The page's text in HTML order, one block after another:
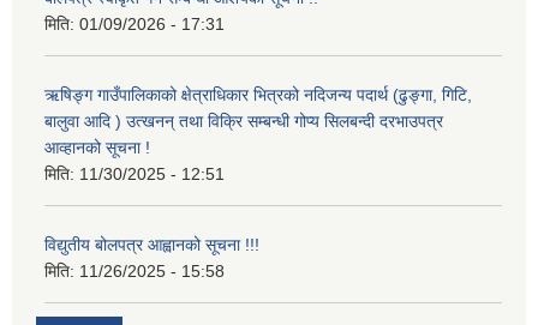
मिति: 01/09/2026 - 17:31
ऋषिङ्ग गाउँपालिकाको क्षेत्राधिकार भित्रको नदिजन्य पदार्थ (ढुङ्गा, गिटि,
बालुवा आदि ) उत्खनन् तथा विक्रि सम्बन्धी गोप्य सिलबन्दी दरभाउपत्र
आव्हानको सूचना !
मिति: 11/30/2025 - 12:51
विद्युतीय बोलपत्र आह्वानको सूचना !!!
मिति: 11/26/2025 - 15:58